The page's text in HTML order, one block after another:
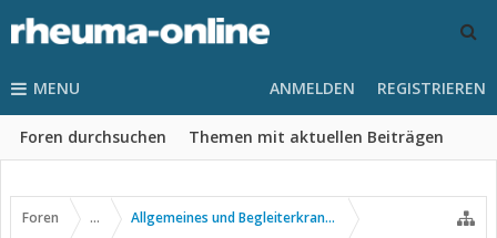
MENU
Foren durchsuchen Themen mit aktuellen Beiträgen
ANMELDEN REGISTRIEREN
Foren ... Allgemeines und Begleiterkrankungen